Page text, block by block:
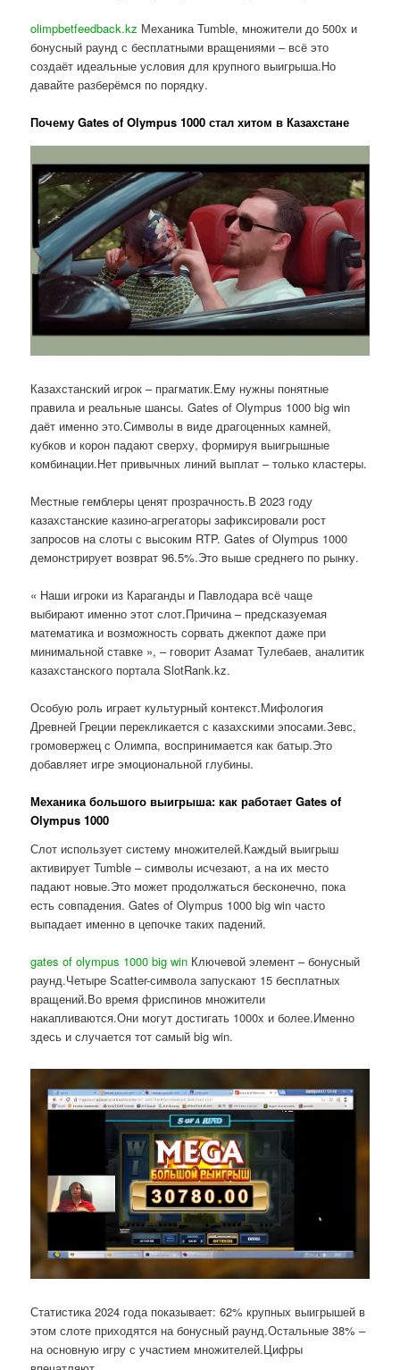
olimpbetfeedback.kz Механика Tumble, множители до 500x и
бонусный раунд с бесплатными вращениями – всё это
создаёт идеальные условия для крупного выигрыша.Но
давайте разберёмся по порядку.
Почему Gates of Olympus 1000 стал хитом в Казахстане
Казахстанский игрок – прагматик.Ему нужны понятные
правила и реальные шансы. Gates of Olympus 1000 big win
даёт именно это.Символы в виде драгоценных камней,
кубков и корон падают сверху, формируя выигрышные
комбинации.Нет привычных линий выплат – только кластеры.
Местные гемблеры ценят прозрачность.В 2023 году
казахстанские казино-агрегаторы зафиксировали рост
запросов на слоты с высоким RTP. Gates of Olympus 1000
демонстрирует возврат 96.5%.Это выше среднего по рынку.
« Наши игроки из Караганды и Павлодара всё чаще
выбирают именно этот слот.Причина – предсказуемая
математика и возможность сорвать джекпот даже при
минимальной ставке », – говорит Азамат Тулебаев, аналитик
казахстанского портала SlotRank.kz.
Особую роль играет культурный контекст.Мифология
Древней Греции перекликается с казахскими эпосами.Зевс,
громовержец с Олимпа, воспринимается как батыр.Это
добавляет игре эмоциональной глубины.
Механика большого выигрыша: как работает Gates of
Olympus 1000
Слот использует систему множителей.Каждый выигрыш
активирует Tumble – символы исчезают, а на их место
падают новые.Это может продолжаться бесконечно, пока
есть совпадения. Gates of Olympus 1000 big win часто
выпадает именно в цепочке таких падений.
gates of olympus 1000 big win Ключевой элемент – бонусный
раунд.Четыре Scatter-символа запускают 15 бесплатных
вращений.Во время фриспинов множители
накапливаются.Они могут достигать 1000x и более.Именно
здесь и случается тот самый big win.
Статистика 2024 года показывает: 62% крупных выигрышей в
этом слоте приходятся на бонусный раунд.Остальные 38% –
на основную игру с участием множителей.Цифры